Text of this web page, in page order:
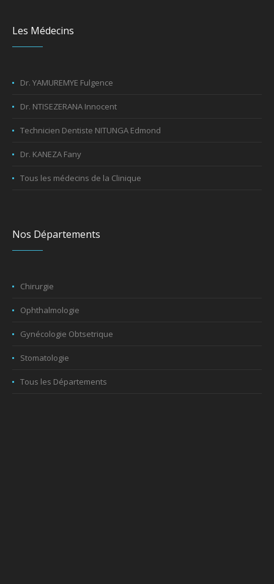
Les Médecins
Dr. YAMUREMYE Fulgence
Dr. NTISEZERANA Innocent
Technicien Dentiste NITUNGA Edmond
Dr. KANEZA Fany
Tous les médecins de la Clinique
Nos Départements
Chirurgie
Ophthalmologie
Gynécologie Obtsetrique
Stomatologie
Tous les Départements